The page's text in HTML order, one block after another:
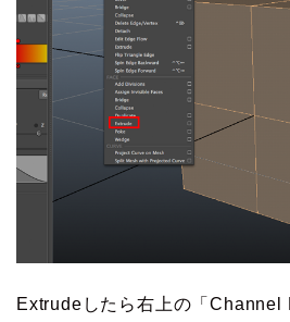
Extrudeしたら右上の「Channel